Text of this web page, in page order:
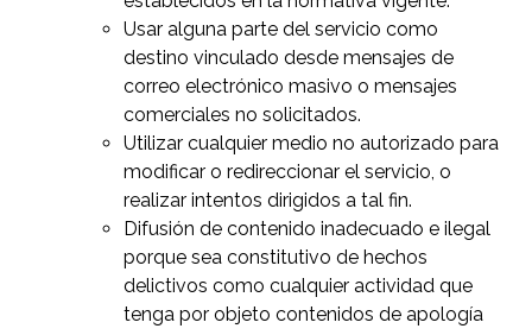
Usar alguna parte del servicio como
destino vinculado desde mensajes de
correo electrónico masivo o mensajes
comerciales no solicitados.
Utilizar cualquier medio no autorizado para
modificar o redireccionar el servicio, o
realizar intentos dirigidos a tal fin.
Difusión de contenido inadecuado e ilegal
porque sea constitutivo de hechos
delictivos como cualquier actividad que
tenga por objeto contenidos de apología